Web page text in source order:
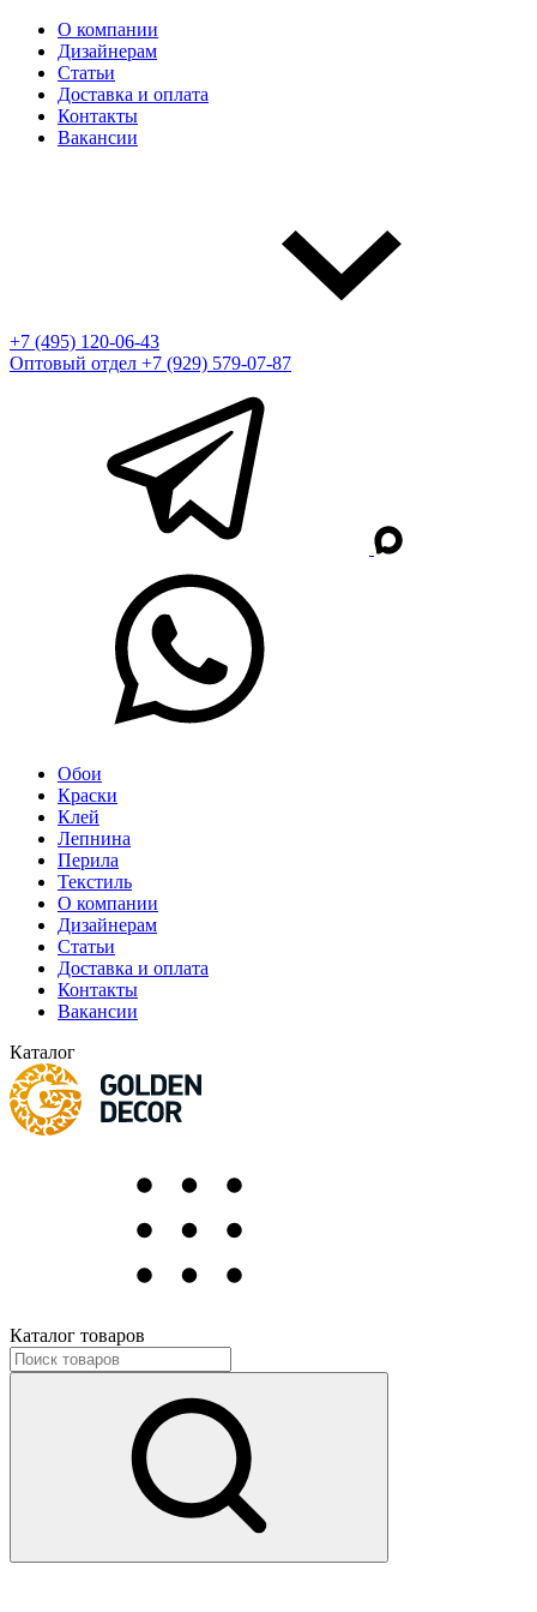
О компании
Дизайнерам
Статьи
Доставка и оплата
Контакты
Вакансии
+7 (495) 120-06-43
Оптовый отдел +7 (929) 579-07-87
Обои
Краски
Клей
Лепнина
Перила
Текстиль
О компании
Дизайнерам
Статьи
Доставка и оплата
Контакты
Вакансии
Каталог
Каталог товаров